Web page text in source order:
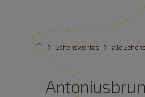
alle
Sehenswertes